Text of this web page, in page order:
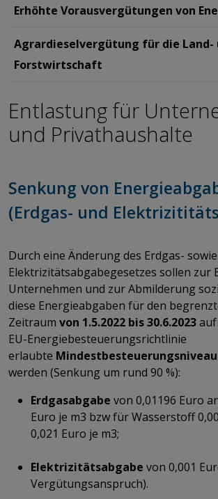
Erhöhte Vorausvergütungen von
Agrardieselvergütung für die Land-
Forstwirtschaft
Entlastung für
und Privathaushalte
​​​​​​​Senkung von
(Erdgas- und
​​​​​​​Durch eine Änderung des Erdgas-
Elektrizitätsabgabegesetzes sollen zur
Unternehmen und zur Abmilderung
diese Energieabgaben für den
Zeitraum von 1.5.2022 bis 30.6.2023
EU-Energiebesteuerungsrichtlinie
erlaubte Mindestbesteuerungsniveau
werden (Senkung um rund 90 %):
Erdgasabgabe von 0,01196 Euro
Euro je m3 bzw für Wasserstoff
0,021 Euro je m3;
Elektrizitätsabgabe von 0,001
Vergütungsanspruch).